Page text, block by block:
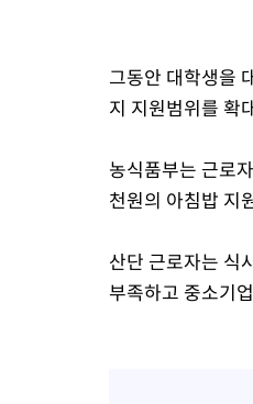
그동안 대학생을
지 지원범위를 확
농식품부는 근로
천원의 아침밥 지
산단 근로자는 식
부족하고 중소기